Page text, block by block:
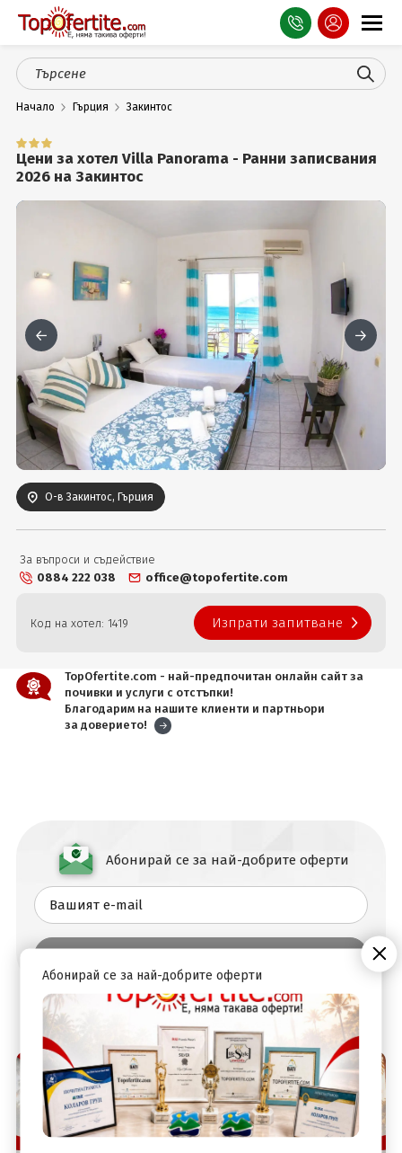
Оферти
СПА
Планина
Празници
Гърция
Услуги
Вход
Начало Гърция Закинтос
Цени за хотел Villa Panorama - Ранни записвания
2026 на Закинтос
О-в Закинтос, Гърция
За въпроси и съдействие
0884 222 038
office@topofertite.com
Код на хотел: 1419 Изпрати запитване
TopOfertite.com - най-предпочитан онлайн сайт за
почивки и услуги с отстъпки!
Благодарим на нашите клиенти и партньори
за доверието!
Абонирай се за най-добрите оферти
Абонирай се за най-добрите оферти